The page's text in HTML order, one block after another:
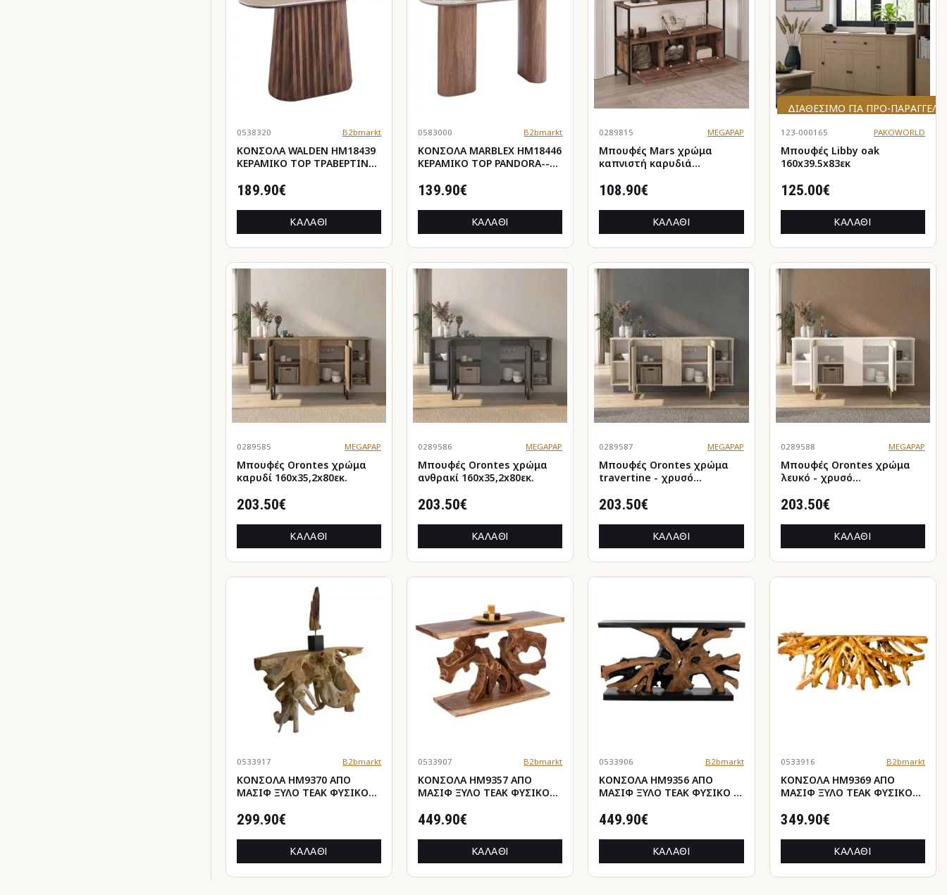
0538320 B2bmarkt
ΚΟΝΣΟΛΑ WALDEN HM18439
ΚΕΡΑΜΙΚΟ TOP ΤΡΑΒΕΡΤΙΝΑ-
120x40x76Υεκ
189.90€
ΚΑΛΆΘΙ
0583000 B2bmarkt
ΚΟΝΣΟΛΑ MARBLEX HM18446
ΚΕΡΑΜΙΚΟ TOP PANDORA--
139.90€
ΚΑΛΆΘΙ
0289815 MEGAPAP
Μπουφές Mars χρώμα
καπνιστή καρυδιά
108.90€
ΚΑΛΆΘΙ
ΔΙΑΘΈΣΙΜΟ ΓΙΑ ΠΡΟ-
123-000165 PAKOWORLD
Μπουφές Libby oak
160x39.5x83εκ
125.00€
ΚΑΛΆΘΙ
0289585 MEGAPAP
Μπουφές Orontes χρώμα
καρυδί 160x35,2x80εκ.
203.50€
ΚΑΛΆΘΙ
0289586 MEGAPAP
Μπουφές Orontes χρώμα
ανθρακί 160x35,2x80εκ.
203.50€
ΚΑΛΆΘΙ
0289587 MEGAPAP
Μπουφές Orontes χρώμα
travertine - χρυσό
203.50€
ΚΑΛΆΘΙ
0289588 MEGAPAP
Μπουφές Orontes χρώμα
λευκό - χρυσό
203.50€
ΚΑΛΆΘΙ
0533917 B2bmarkt
ΚΟΝΣΟΛΑ HM9370 ΑΠΟ
ΜΑΣΙΦ ΞΥΛΟ ΤEAK ΦΥΣΙΚΟ
299.90€
ΚΑΛΆΘΙ
0533907 B2bmarkt
ΚΟΝΣΟΛΑ HM9357 ΑΠΟ
ΜΑΣΙΦ ΞΥΛΟ ΤEAK ΦΥΣΙΚΟ
449.90€
ΚΑΛΆΘΙ
0533906 B2bmarkt
ΚΟΝΣΟΛΑ HM9356 ΑΠΟ
ΜΑΣΙΦ ΞΥΛΟ ΤEAK ΦΥΣΙΚΟ -
449.90€
ΚΑΛΆΘΙ
0533916 B2bmarkt
ΚΟΝΣΟΛΑ HM9369 ΑΠΟ
ΜΑΣΙΦ ΞΥΛΟ ΤEAK ΦΥΣΙΚΟ
349.90€
ΚΑΛΆΘΙ